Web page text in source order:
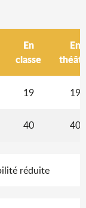
En
classe
En
19 19
40 40
réduite